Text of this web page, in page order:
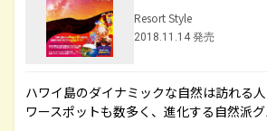
Resort Style
2018.11.14 発売
ハワイ島のダイナミックな自然は訪れる
ワースポットも数多く、進化する自然派